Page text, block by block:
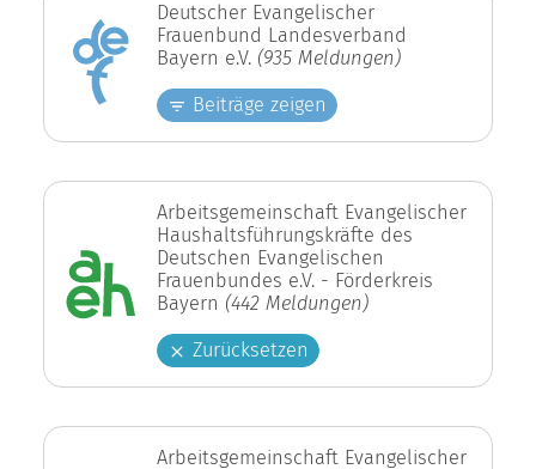
Deutscher Evangelischer
Frauenbund Landesverband
Bayern e.V. (935 Meldungen)
Beiträge zeigen
Arbeitsgemeinschaft Evangelischer
Haushaltsführungskräfte des
Deutschen Evangelischen
Frauenbundes e.V. - Förderkreis
Bayern (442 Meldungen)
Zurücksetzen
Arbeitsgemeinschaft Evangelischer